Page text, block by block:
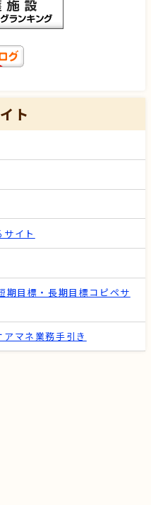
ト
イト
期目標・長期目標コピペサ
マネ業務手引き